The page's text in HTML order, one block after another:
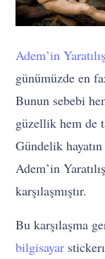
Adem’in
günümüzde en
Bunun sebebi
güzellik hem de
Gündelik
Adem’in
karşılaşmıştır.
Bu karşılaşma
bilgisayar